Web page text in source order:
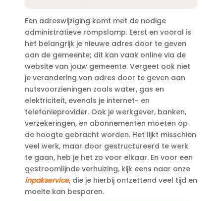
Een adreswijziging komt met de nodige
administratieve rompslomp.​ Eerst en vooral is
het belangrijk je nieuwe adres door te geven
aan de gemeente; dit kan vaak online via de
website van jouw gemeente.​ Vergeet ook niet
je verandering van adres door te geven aan
nutsvoorzieningen zoals water, gas en
elektriciteit, evenals je internet- en
telefonieprovider.​ Ook je werkgever, banken,
verzekeringen, en abonnementen moeten op
de hoogte gebracht worden.​ Het lijkt misschien
veel werk, maar door gestructureerd te werk
te gaan, heb je het zo voor elkaar.​ En voor een
gestroomlijnde verhuizing, kijk eens naar onze
inpakservice, die je hierbij ontzettend veel tijd en
moeite kan besparen.​